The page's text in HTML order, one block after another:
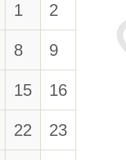
1 2
8 9
15 16
22 23